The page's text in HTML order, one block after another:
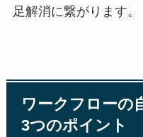
足解消に繋がります。
ワークフローの
3つのポイント